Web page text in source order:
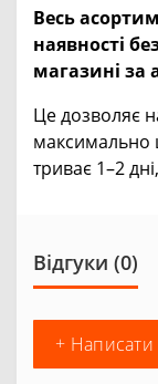
Весь
наявності
магазині за
Це дозволяє
максимально
триває 1–2
Відгуки (0)
+ Написати